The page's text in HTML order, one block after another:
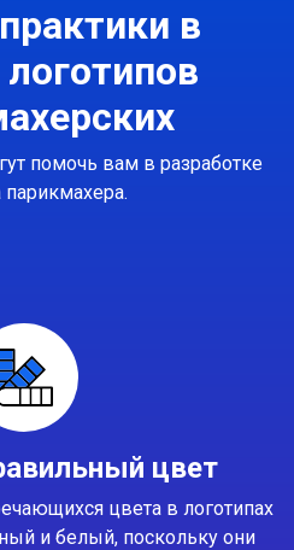
в
помочь вам в разработке
парикмахера.
цвет
цвета в логотипах
и белый, поскольку они